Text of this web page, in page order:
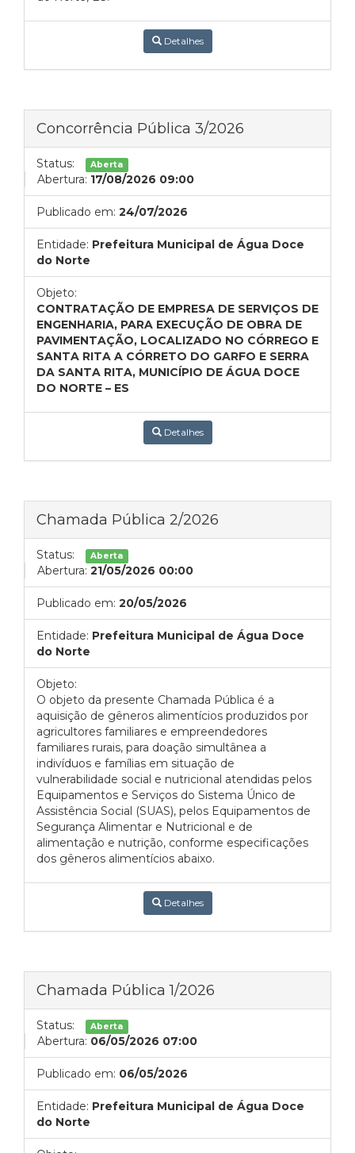
Detalhes
Concorrência Pública 3/2026
Status: Aberta
Abertura: 17/08/2026 09:00
Publicado em: 24/07/2026
Entidade: Prefeitura Municipal de Água Doce
do Norte
Objeto:
CONTRATAÇÃO DE EMPRESA DE SERVIÇOS DE
ENGENHARIA, PARA EXECUÇÃO DE OBRA DE
PAVIMENTAÇÃO, LOCALIZADO NO CÓRREGO E
SANTA RITA A CÓRRETO DO GARFO E SERRA
DA SANTA RITA, MUNICÍPIO DE ÁGUA DOCE
DO NORTE – ES
Detalhes
Chamada Pública 2/2026
Status: Aberta
Abertura: 21/05/2026 00:00
Publicado em: 20/05/2026
Entidade: Prefeitura Municipal de Água Doce
do Norte
Objeto:
O objeto da presente Chamada Pública é a
aquisição de gêneros alimentícios produzidos por
agricultores familiares e empreendedores
familiares rurais, para doação simultânea a
indivíduos e famílias em situação de
vulnerabilidade social e nutricional atendidas pelos
Equipamentos e Serviços do Sistema Único de
Assistência Social (SUAS), pelos Equipamentos de
Segurança Alimentar e Nutricional e de
alimentação e nutrição, conforme especificações
dos gêneros alimentícios abaixo.
Detalhes
Chamada Pública 1/2026
Status: Aberta
Abertura: 06/05/2026 07:00
Publicado em: 06/05/2026
Entidade: Prefeitura Municipal de Água Doce
do Norte